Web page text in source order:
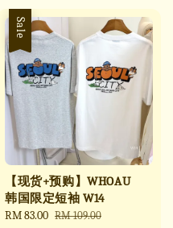
Sale
【现货+预购】WHOAU
韩国限定短袖 W14
Sale
RM 83.00 Regular
RM 109.00